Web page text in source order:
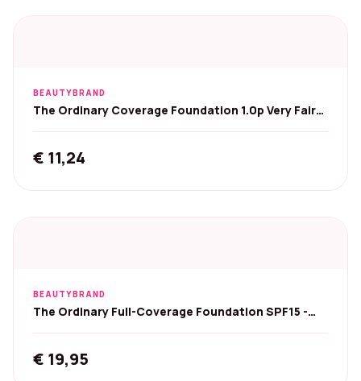
BEAUTYBRAND
The Ordinary Coverage Foundation 1.0p Very Fair
€ 11,24
BEAUTYBRAND
The Ordinary Full-Coverage Foundation SPF15 -
€ 19,95